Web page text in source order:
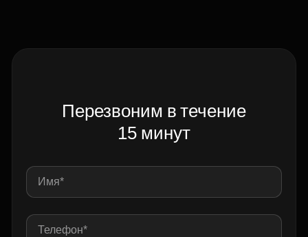
Перезвоним в течение
15 минут